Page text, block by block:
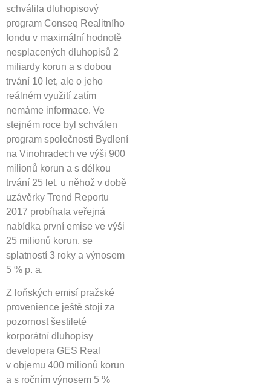
schválila dluhopisový
program Conseq Realitního
fondu v maximální hodnotě
nesplacených dluhopisů 2
miliardy korun a s dobou
trvání 10 let, ale o jeho
reálném využití zatím
nemáme informace. Ve
stejném roce byl schválen
program společnosti Bydlení
na Vinohradech ve výši 900
milionů korun a s délkou
trvání 25 let, u něhož v době
uzávěrky Trend Reportu
2017 probíhala veřejná
nabídka první emise ve výši
25 milionů korun, se
splatností 3 roky a výnosem
5 % p. a.
Z loňských emisí pražské
provenience ještě stojí za
pozornost šestileté
korporátní dluhopisy
developera GES Real
v objemu 400 milionů korun
a s ročním výnosem 5 %